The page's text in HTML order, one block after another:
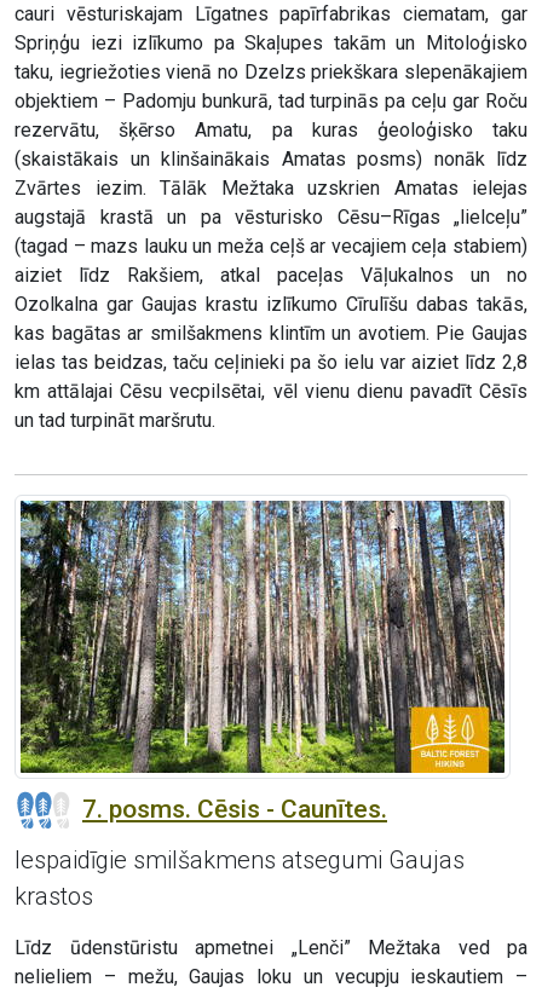
cauri vēsturiskajam Līgatnes papīrfabrikas ciematam, gar
Spriņģu iezi izlīkumo pa Skaļupes takām un Mitoloģisko
taku, iegriežoties vienā no Dzelzs priekškara slepenākajiem
objektiem – Padomju bunkurā, tad turpinās pa ceļu gar Roču
rezervātu, šķērso Amatu, pa kuras ģeoloģisko taku
(skaistākais un klinšainākais Amatas posms) nonāk līdz
Zvārtes iezim. Tālāk Mežtaka uzskrien Amatas ielejas
augstajā krastā un pa vēsturisko Cēsu–Rīgas „lielceļu”
(tagad – mazs lauku un meža ceļš ar vecajiem ceļa stabiem)
aiziet līdz Rakšiem, atkal paceļas Vāļukalnos un no
Ozolkalna gar Gaujas krastu izlīkumo Cīrulīšu dabas takās,
kas bagātas ar smilšakmens klintīm un avotiem. Pie Gaujas
ielas tas beidzas, taču ceļinieki pa šo ielu var aiziet līdz 2,8
km attālajai Cēsu vecpilsētai, vēl vienu dienu pavadīt Cēsīs
un tad turpināt maršrutu.
7. posms. Cēsis - Caunītes.
Iespaidīgie smilšakmens atsegumi Gaujas
krastos
Līdz ūdenstūristu apmetnei „Lenči” Mežtaka ved pa
nelieliem – mežu, Gaujas loku un vecupju ieskautiem –